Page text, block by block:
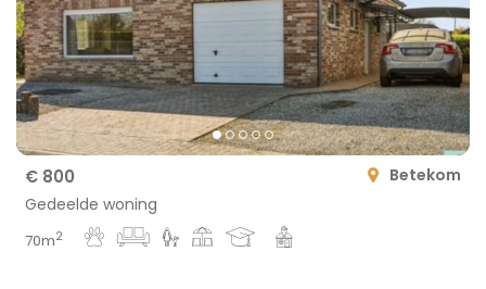
€ 800
Betekom
Gedeelde woning
70m2